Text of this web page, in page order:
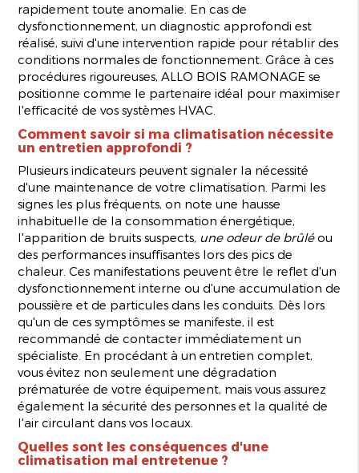
rapidement toute anomalie. En cas de
dysfonctionnement, un diagnostic approfondi est
réalisé, suivi d'une intervention rapide pour rétablir des
conditions normales de fonctionnement. Grâce à ces
procédures rigoureuses, ALLO BOIS RAMONAGE se
positionne comme le partenaire idéal pour maximiser
l'efficacité de vos systèmes HVAC.
Comment savoir si ma climatisation nécessite
un entretien approfondi ?
Plusieurs indicateurs peuvent signaler la nécessité
d'une maintenance de votre climatisation. Parmi les
signes les plus fréquents, on note une hausse
inhabituelle de la consommation énergétique,
l'apparition de bruits suspects, une odeur de brûléou
des performances insuffisantes lors des pics de
chaleur. Ces manifestations peuvent être le reflet d'un
dysfonctionnement interne ou d'une accumulation de
poussière et de particules dans les conduits. Dès lors
qu'un de ces symptômes se manifeste, il est
recommandé de contacter immédiatement un
spécialiste. En procédant à un entretien complet,
vous évitez non seulement une dégradation
prématurée de votre équipement, mais vous assurez
également la sécurité des personnes et la qualité de
l'air circulant dans vos locaux.
Quelles sont les conséquences d'une
climatisation mal entretenue ?